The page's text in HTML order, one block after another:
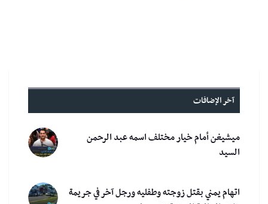
آخر الإضافات
ميشيغن أمام خيار مختلف اسمه عبد الرحمن
السيد
اتهام يمني بقتل زوجته وطفليه ورجل آخر في جريمة